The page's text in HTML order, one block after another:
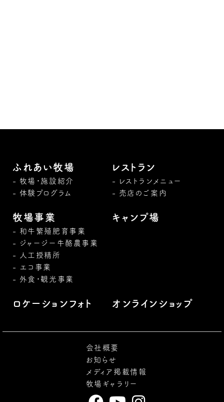
ふれあい牧場
牧場・施設紹介
体験プログラム
レストラン
レストランメニュー
売店のご案内
牧場事業
和牛繁殖肥育事業
ジャージー牛酪農事業
人工授精所
エコ事業
外食・観光事業
キャンプ場
ロケーションフォト オンラインショップ
会社概要
お知らせ
メディア掲載情報
牧場ギャラリー